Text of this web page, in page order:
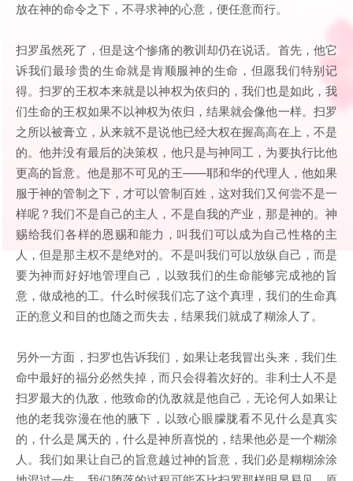
放在神的命令之下，不寻求神的心意，便任意而行。
扫罗虽然死了，但是这个惨痛的教训却仍在说话。首先，他它
诉我们最珍贵的生命就是肯顺服神的生命，但愿我们特别记
得。扫罗的王权本来就是以神权为依归的，我们也是如此，我
们生命的王权如果不以神权为依归，结果就会像他一样。扫罗
之所以被膏立，从来就不是说他已经大权在握高高在上，不是
的。他并没有最后的决策权，他只是与神同工，为要执行比他
更高的旨意。他是那不可见的王——耶和华的代理人，他如果
服于神的管制之下，才可以管制百姓，这对我们又何尝不是一
样呢？我们不是自己的主人，不是自我的产业，那是神的。神
赐给我们各样的恩赐和能力，叫我们可以成为自己性格的主
人，但是那主权不是绝对的。不是叫我们可以放纵自己，而是
要为神而好好地管理自己，以致我们的生命能够完成祂的旨
意，做成祂的工。什么时候我们忘了这个真理，我们的生命真
正的意义和目的也随之而失去，结果我们就成了糊涂人了。
另外一方面，扫罗也告诉我们，如果让老我冒出头来，我们生
命中最好的福分必然失掉，而只会得着次好的。非利士人不是
扫罗最大的仇敌，他致命的仇敌就是他自己，无论何人如果让
他的老我弥漫在他的腋下，以致心眼朦胧看不见什么是真实
的，什么是属天的，什么是神所喜悦的，结果他必是一个糊涂
人。我们如果让自己的旨意越过神的旨意，我们必是糊糊涂涂